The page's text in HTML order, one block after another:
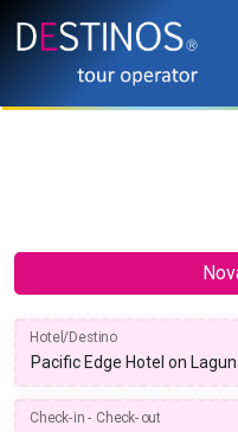
Hotel/Destino
Check-in - Check-out